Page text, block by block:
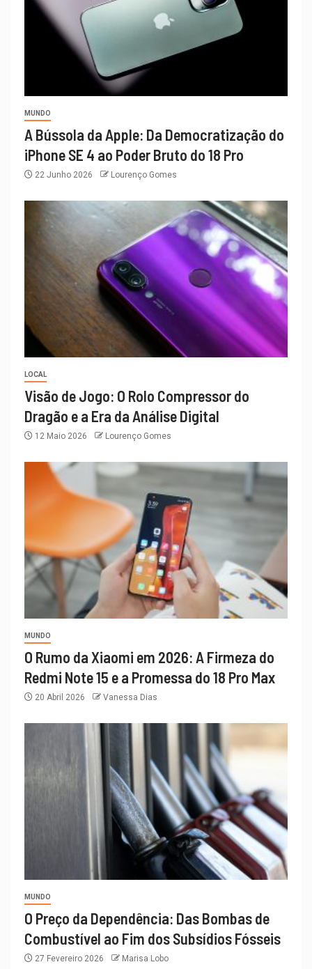
MUNDO
A Bússola da Apple: Da Democratização do
iPhone SE 4 ao Poder Bruto do 18 Pro
22 Junho 2026 Lourenço Gomes
LOCAL
Visão de Jogo: O Rolo Compressor do
Dragão e a Era da Análise Digital
12 Maio 2026 Lourenço Gomes
MUNDO
O Rumo da Xiaomi em 2026: A Firmeza do
Redmi Note 15 e a Promessa do 18 Pro Max
20 Abril 2026 Vanessa Dias
MUNDO
O Preço da Dependência: Das Bombas de
Combustível ao Fim dos Subsídios Fósseis
27 Fevereiro 2026 Marisa Lobo